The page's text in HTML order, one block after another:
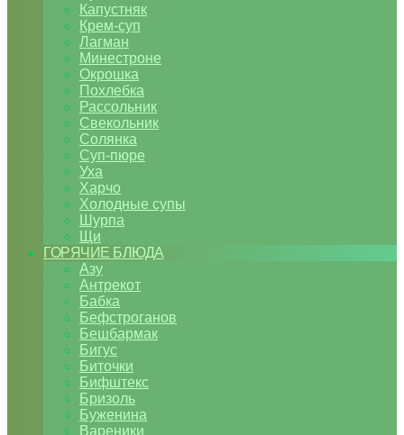
Капустняк
Крем-суп
Лагман
Минестроне
Окрошка
Похлебка
Рассольник
Свекольник
Солянка
Суп-пюре
Уха
Харчо
Холодные супы
Шурпа
Щи
ГОРЯЧИЕ БЛЮДА
Азу
Антрекот
Бабка
Бефстроганов
Бешбармак
Бигус
Биточки
Бифштекс
Бризоль
Буженина
Вареники